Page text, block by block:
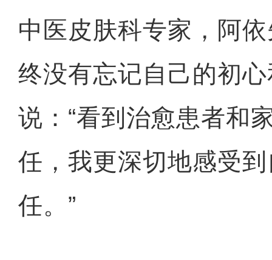
中医皮肤科专家，阿
终没有忘记自己的初
说：“看到治愈患者和
任，我更深切地感受
任。”